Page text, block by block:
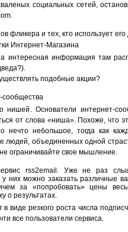
социальных сетей,
фликера и тех, кто использует его
Интернет-Магазина
интересная информация там
подобные акции?
сообщества
нишей. Основатели интернет-
от слова «ниша». Похоже, что
небольшое, тогда как
людей, объединенных одной
ограничивайте свое мышление.
rss2email. Уже не раз
них можно заказать различные
за «попробовать» цены
о результатах.
виде резкого роста числа
все пользователи сервиса.